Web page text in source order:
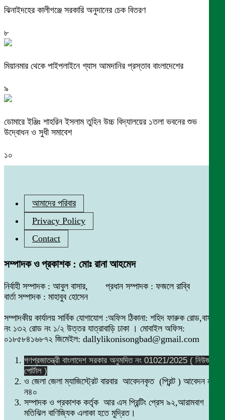
ঝিনাইদহের কালীগঞ্জে সরকারি অনুদানের চেক বিতরণ
৮
মিয়ানমার থেকে পাইপলাইনে গ্যাস আমদানির প্রস্তাব বাংলাদেশের
৯
ডোমারে ইঞ্জিঃ শাহরিন ইসলাম তুহিন উচ্চ বিদ্যালয়ের ১তলা ভবনের শুভ
উদ্বোধন ও সুধী সমাবেশ
১০
আমাদের পরিবার
Privacy Policy
Contact
সম্পাদক ও প্রকাশক : মোঃ রানা আহমেদ
নির্বাহী সম্পাদক : আবুল বাসার, প্রধান সম্পাদক : ফজলে রাব্বি
বার্তা সম্পাদক : মাহাবুব হোসেন
সম্পাদকীয় কার্যালয় সার্বিক যোগাযোগ :অফিস ঠিকানা: শহিদ ফারুক রোড,বাসা
নং ১৩২ রোড নং ১/২ উত্তর যাত্রাবাড়ি ঢাকা । মোবাইল অফিস:
০১৮৫৮৪১৬৮৭২ জিমেইল: dallylikonisongbad@gmail.com
গণপ্রজাতন্ত্রী বাংলাদেশ সরকার অনুমদিত নং 01021/2025 ( নিউজ
পোর্টাল )
ও জেলা জেলা ম্যাজিস্ট্রেট বারবার আবেদনকৃত (প্রিন্ট ) আবেদন নং
ন৪০
সম্পাদক ও প্রকাশক কর্তৃক আর এস প্রিন্টিং প্রেস ৯২,আরামবাগ
মতিঝিল বাণিজ্যিক এলাকা হতে মুদ্রিত।